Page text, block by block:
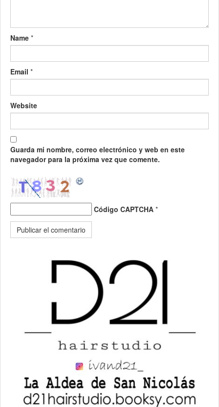
Name *
Email *
Website
Guarda mi nombre, correo electrónico y web en este
navegador para la próxima vez que comente.
Código CAPTCHA *